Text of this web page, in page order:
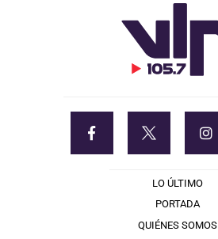
LO ÚLTIMO
PORTADA
QUIÉNES SOMOS